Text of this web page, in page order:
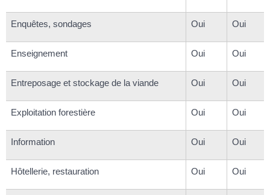
Enquêtes, sondages Oui Oui
Enseignement Oui Oui
Entreposage et stockage de la viande Oui Oui
Exploitation forestière Oui Oui
Information Oui Oui
Hôtellerie, restauration Oui Oui